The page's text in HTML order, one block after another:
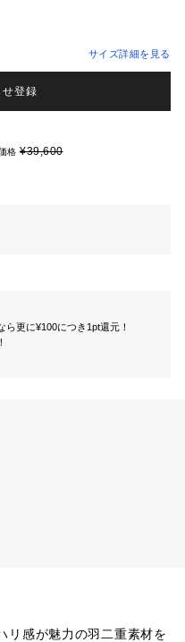
サイズ詳細を見る
登録
格 ¥39,600
更に¥100につき1pt還元！
リ感が魅力の羽二重素材を